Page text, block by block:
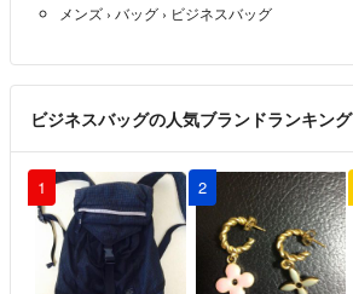
メンズ › バッグ › ビジネスバッグ
ビジネスバッグの人気ブランドランキング
1 2